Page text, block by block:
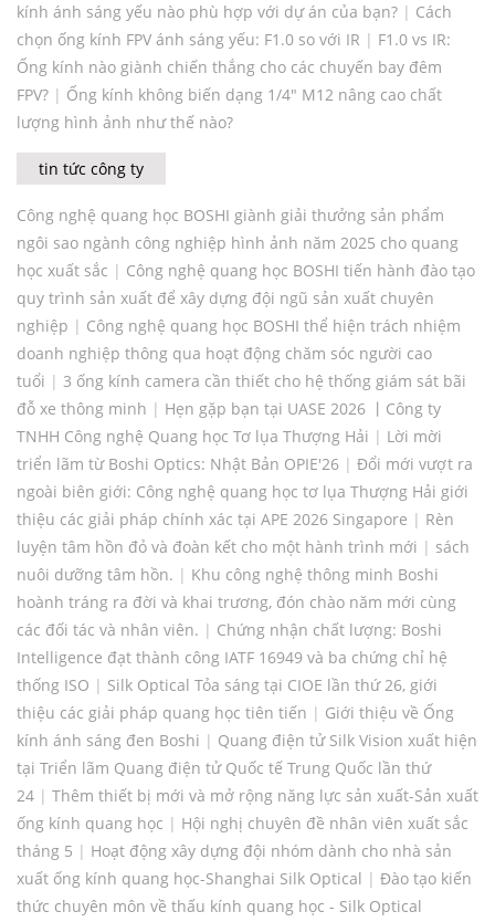
kính ánh sáng yếu nào phù hợp với dự án của bạn? | Cách
chọn ống kính FPV ánh sáng yếu: F1.0 so với IR | F1.0 vs IR:
Ống kính nào giành chiến thắng cho các chuyến bay đêm
FPV? | Ống kính không biến dạng 1/4" M12 nâng cao chất
lượng hình ảnh như thế nào?
tin tức công ty
Công nghệ quang học BOSHI giành giải thưởng sản phẩm
ngôi sao ngành công nghiệp hình ảnh năm 2025 cho quang
học xuất sắc | Công nghệ quang học BOSHI tiến hành đào tạo
quy trình sản xuất để xây dựng đội ngũ sản xuất chuyên
nghiệp | Công nghệ quang học BOSHI thể hiện trách nhiệm
doanh nghiệp thông qua hoạt động chăm sóc người cao
tuổi | 3 ống kính camera cần thiết cho hệ thống giám sát bãi
đỗ xe thông minh | Hẹn gặp bạn tại UASE 2026 丨Công ty
TNHH Công nghệ Quang học Tơ lụa Thượng Hải | Lời mời
triển lãm từ Boshi Optics: Nhật Bản OPIE'26 | Đổi mới vượt ra
ngoài biên giới: Công nghệ quang học tơ lụa Thượng Hải giới
thiệu các giải pháp chính xác tại APE 2026 Singapore | Rèn
luyện tâm hồn đỏ và đoàn kết cho một hành trình mới | sách
nuôi dưỡng tâm hồn. | Khu công nghệ thông minh Boshi
hoành tráng ra đời và khai trương, đón chào năm mới cùng
các đối tác và nhân viên. | Chứng nhận chất lượng: Boshi
Intelligence đạt thành công IATF 16949 và ba chứng chỉ hệ
thống ISO | Silk Optical Tỏa sáng tại CIOE lần thứ 26, giới
thiệu các giải pháp quang học tiên tiến | Giới thiệu về Ống
kính ánh sáng đen Boshi | Quang điện tử Silk Vision xuất hiện
tại Triển lãm Quang điện tử Quốc tế Trung Quốc lần thứ
24 | Thêm thiết bị mới và mở rộng năng lực sản xuất-Sản xuất
ống kính quang học | Hội nghị chuyên đề nhân viên xuất sắc
tháng 5 | Hoạt động xây dựng đội nhóm dành cho nhà sản
xuất ống kính quang học-Shanghai Silk Optical | Đào tạo kiến ​​
thức chuyên môn về thấu kính quang học - Silk Optical